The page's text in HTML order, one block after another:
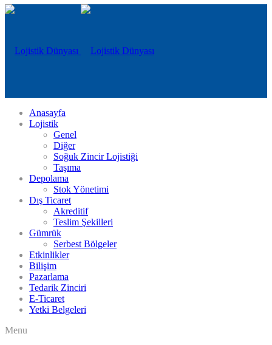
Anasayfa
Lojistik
Genel
Diğer
Soğuk Zincir Lojistiği
Taşıma
Depolama
Stok Yönetimi
Dış Ticaret
Akreditif
Teslim Şekilleri
Gümrük
Serbest Bölgeler
Etkinlikler
Bilişim
Pazarlama
Tedarik Zinciri
E-Ticaret
Yetki Belgeleri
Menu